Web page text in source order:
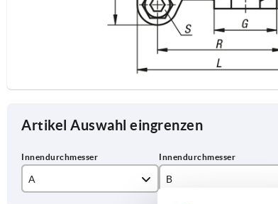
Artikel Auswahl eingrenzen
A B